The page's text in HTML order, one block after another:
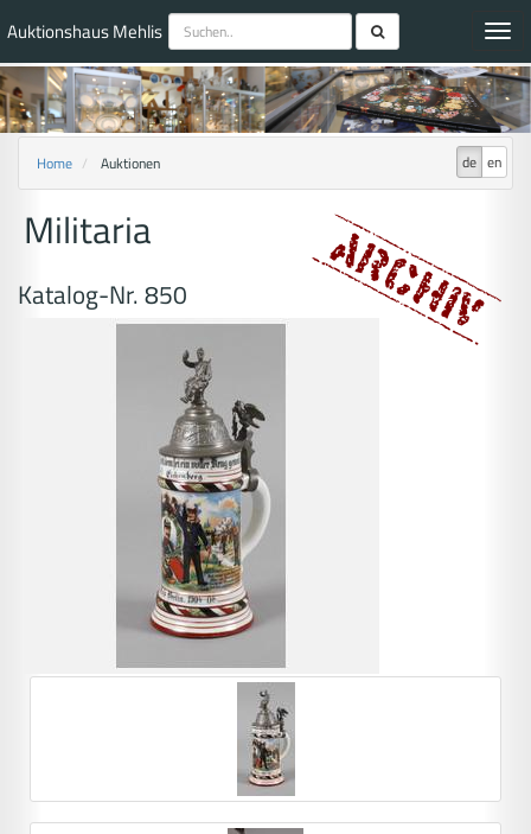
Auktionshaus Mehlis
de en
Home Auktionen
Militaria
Katalog-Nr. 850